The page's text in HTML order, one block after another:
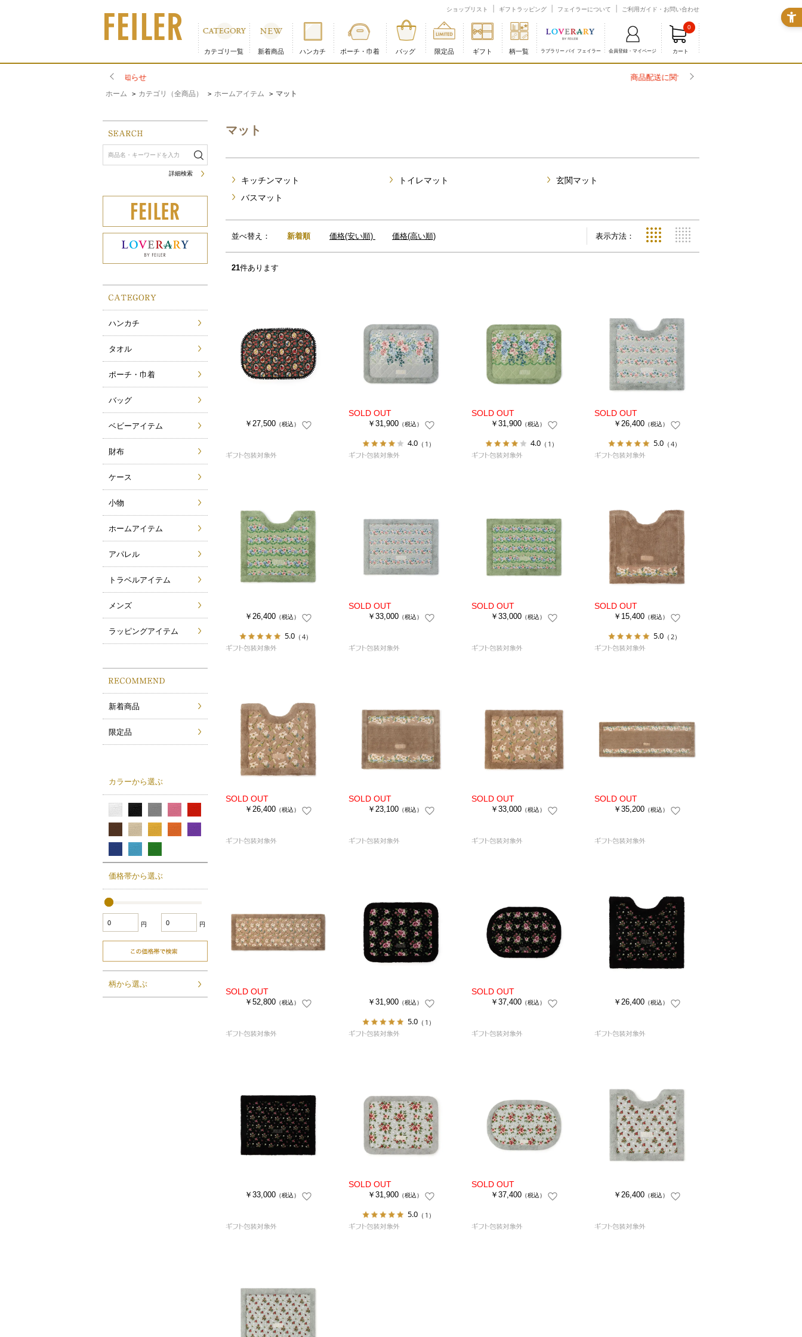
ショップリスト ギフトラッピング フェイラーについて ご利用ガイド・お問い合わせ
カテゴリ一覧 新着商品 ハンカチ ポーチ・巾着 バッグ 限定品 ギフト 柄一覧 ラブラリー バイ フェイラー 会員登録・マイページ カート
0
ホーム > カテゴリ（全商品） > ホームアイテム > マット
マット
キッチンマット トイレマット
玄関マット
バスマット
表示方法：
サムネイル(4列)サムネイル(5列) 並べ替え： 新着順 価格(安い順) 価格(高い順)
21件あります
￥27,500 （税込） ￥31,900 （税込）
4.0 （1）
￥31,900 （税込）
4.0 （1）
￥26,400 （税込）
5.0 （4）
￥26,400 （税込）
5.0 （4）
￥33,000 （税込） ￥33,000 （税込） ￥15,400 （税込）
5.0 （2）
￥26,400 （税込） ￥23,100 （税込） ￥33,000 （税込） ￥35,200 （税込）
￥52,800 （税込） ￥31,900 （税込）
5.0 （1）
￥37,400 （税込） ￥26,400 （税込）
￥33,000 （税込） ￥31,900 （税込）
5.0 （1）
￥37,400 （税込） ￥26,400 （税込）
詳細検索
ハンカチ
タオル
ポーチ・巾着
バッグ
ベビーアイテム
財布
ケース
小物
ホームアイテム
アパレル
トラベルアイテム
メンズ
ラッピングアイテム
新着商品
限定品
カラーから選ぶ
価格帯から選ぶ
円 円
柄から選ぶ